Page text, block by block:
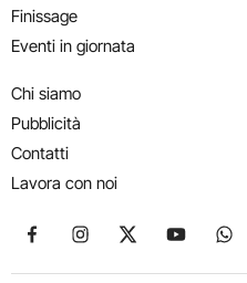
Finissage
Eventi in giornata
Chi siamo
Pubblicità
Contatti
Lavora con noi
Seguici su Facebook
Seguici su Instagram
Seguici su X
Seguici